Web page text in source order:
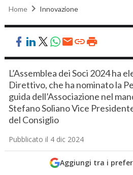
Home Innovazione
L’Assemblea dei Soci 2024 ha
Direttivo, che ha nominato la
guida dell’Associazione nel
Stefano Soliano Vice
del Consiglio
Pubblicato il 4 dic 2024
Aggiungi tra i